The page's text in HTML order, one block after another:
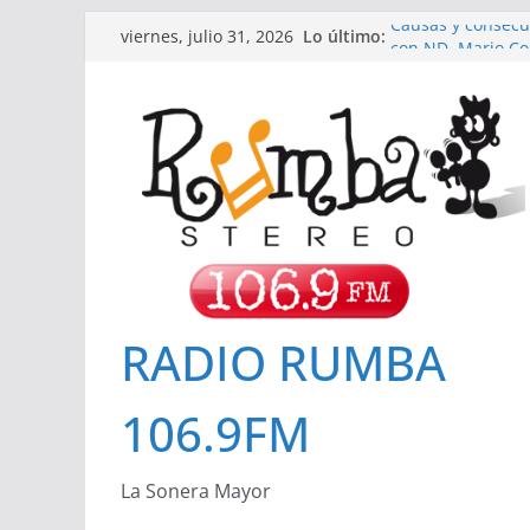
Saltarviernes, julio 31, 2026 Lo último: Causas y
Invitación a
Importancia de la
Cuidado de la
Cómo influyen
RADIO RUMBA
106.9FM
La Sonera Mayor